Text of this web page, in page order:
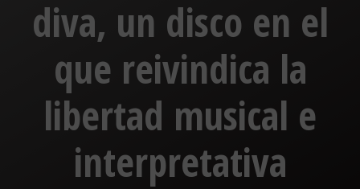
diva, un disco en el
que reivindica la
libertad musical e
interpretativa